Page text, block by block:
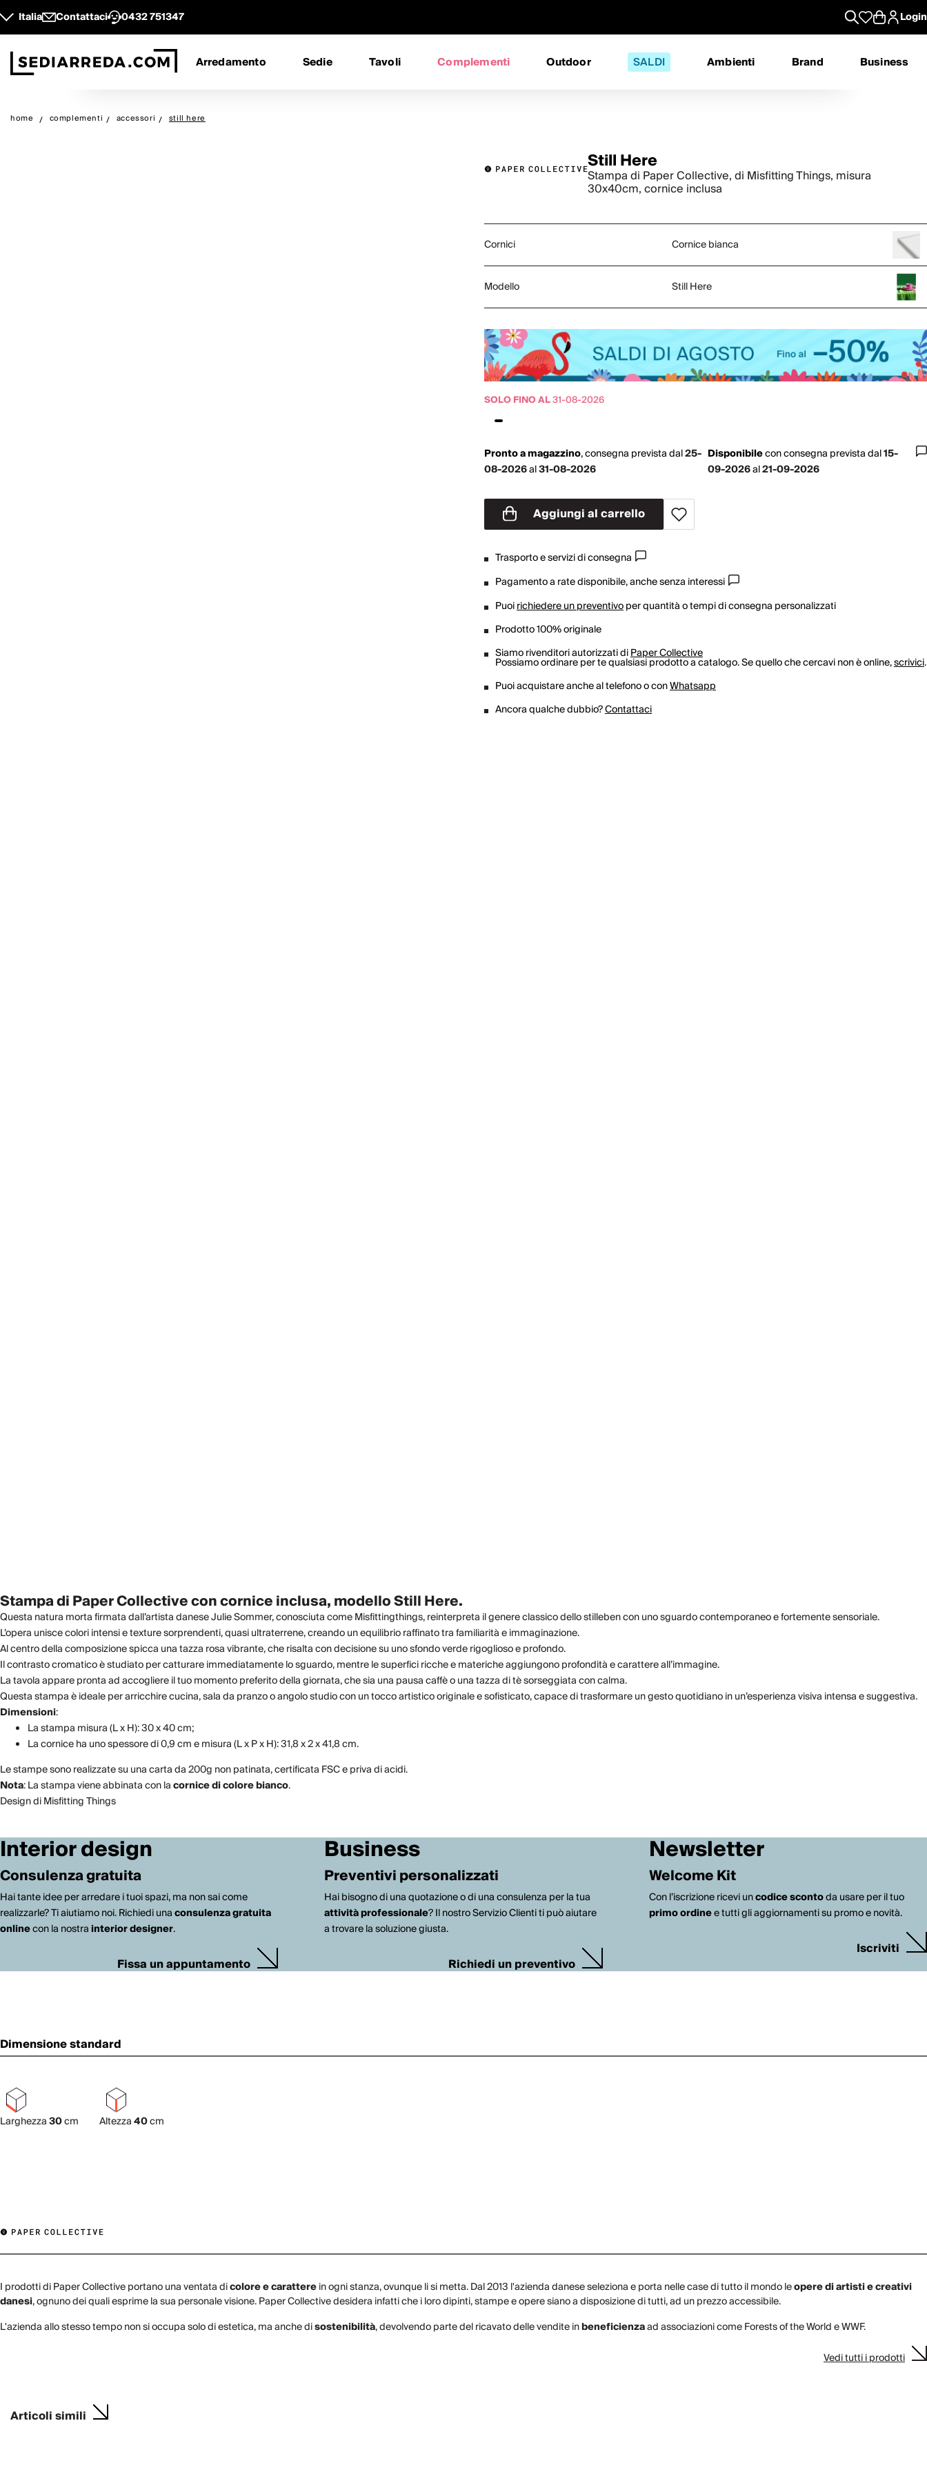
Italia Contattaci 0432 751347 Login
Arredamento Sedie Tavoli Complementi Outdoor SALDI Ambienti Brand Business
home complementi accessori still here
Still Here
Stampa di Paper Collective, di Misfitting Things, misura
30x40cm, cornice inclusa
Cornici Cornice bianca
Modello Still Here
SOLO FINO AL31-08-2026
Pronto a magazzino,consegna prevista dal25-
08-2026al31-08-2026
Disponibileconconsegna prevista dal15-
09-2026al21-09-2026
Aggiungi al carrello
Trasporto e servizi di consegna
Pagamento a rate disponibile, anche senza interessi
Puoirichiedere un preventivoper quantità o tempi di consegna personalizzati
Prodotto 100% originale
Siamo rivenditori autorizzati diPaper Collective
Possiamo ordinare per te qualsiasi prodotto a catalogo. Se quello che cercavi non è online,scrivici.
Puoi acquistare anche al telefono o conWhatsapp
Ancora qualche dubbio?Contattaci
Stampa di Paper Collective con cornice inclusa, modello Still Here.
Questa natura morta firmata dall’artista danese Julie Sommer, conosciuta come Misfittingthings, reinterpreta il genere classico dello stilleben con uno sguardo contemporaneo e fortemente sensoriale.
L’opera unisce colori intensi e texture sorprendenti, quasi ultraterrene, creando un equilibrio raffinato tra familiarità e immaginazione.
Al centro della composizione spicca una tazza rosa vibrante, che risalta con decisione su uno sfondo verde rigoglioso e profondo.
Il contrasto cromatico è studiato per catturare immediatamente lo sguardo, mentre le superfici ricche e materiche aggiungono profondità e carattere all’immagine.
La tavola appare pronta ad accogliere il tuo momento preferito della giornata, che sia una pausa caffè o una tazza di tè sorseggiata con calma.
Questa stampa è ideale per arricchire cucina, sala da pranzo o angolo studio con un tocco artistico originale e sofisticato, capace di trasformare un gesto quotidiano in un’esperienza visiva intensa e suggestiva.
Dimensioni:
La stampa misura (L x H): 30 x 40 cm;
La cornice ha uno spessore di 0,9 cm e misura (L x P x H): 31,8 x 2 x 41,8 cm.
Le stampe sono realizzate su una carta da 200g non patinata, certificata FSC e priva di acidi.
Nota: La stampa viene abbinata con lacornice di colore bianco.
Design di Misfitting Things
Interior design
Consulenza gratuita
Hai tante idee per arredare i tuoi spazi, ma non sai come
realizzarle? Ti aiutiamo noi. Richiedi unaconsulenza gratuita
onlinecon la nostrainterior designer.
Fissa un appuntamento
Business
Preventivi personalizzati
Hai bisogno di una quotazione o di una consulenza per la tua
attività professionale? Il nostro Servizio Clienti ti può aiutare
a trovare la soluzione giusta.
Richiedi un preventivo
Newsletter
Welcome Kit
Con l’iscrizione ricevi uncodice scontoda usare per il tuo
primo ordinee tutti gli aggiornamenti su promo e novità.
Iscriviti
Dimensione standard
Larghezza30cm Altezza40cm
I prodotti di Paper Collective portano una ventata dicolore e caratterein ogni stanza, ovunque li si metta. Dal 2013 l'azienda danese seleziona e porta nelle case di tutto il mondo leopere di artisti e creativi
danesi, ognuno dei quali esprime la sua personale visione. Paper Collective desidera infatti che i loro dipinti, stampe e opere siano a disposizione di tutti, ad un prezzo accessibile.
L'azienda allo stesso tempo non si occupa solo di estetica, ma anche disostenibilità, devolvendo parte del ricavato delle vendite inbeneficienzaad associazioni come Forests of the World e WWF.
Vedi tutti i prodotti
Articoli simili